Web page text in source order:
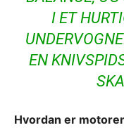
I ET
EN
Hvordan er